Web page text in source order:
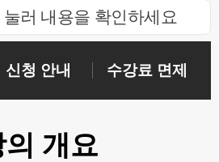
러 내용을 확인하세요
신청 안내 수강료 면제
의 개요